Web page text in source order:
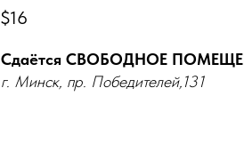
$16
Сдаётся СВОБОДНОЕ
г. Минск, пр. Победителей,131